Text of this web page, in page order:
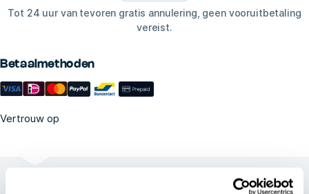
Tot 24 uur van tevoren gratis annulering, geen vooruitbetaling
vereist.
Betaalmethoden
Vertrouw op